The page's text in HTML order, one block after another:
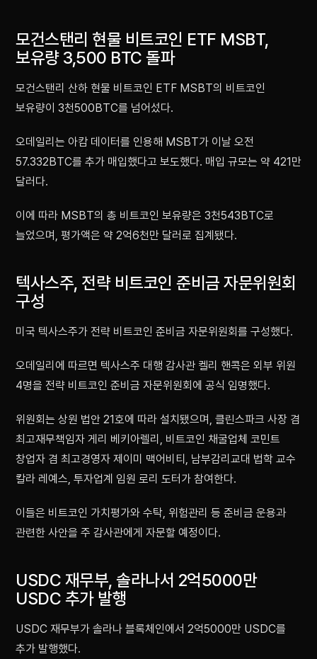
모건스탠리 현물 비트코인 ETF MSBT,
보유량 3,500 BTC 돌파
모건스탠리 산하 현물 비트코인 ETF MSBT의 비트코인
보유량이 3천500BTC를 넘어섰다.
오데일리는 아캄 데이터를 인용해 MSBT가 이날 오전
57.332BTC를 추가 매입했다고 보도했다. 매입 규모는 약 421만
달러다.
이에 따라 MSBT의 총 비트코인 보유량은 3천543BTC로
늘었으며, 평가액은 약 2억6천만 달러로 집계됐다.
텍사스주, 전략 비트코인 준비금 자문위원회
구성
미국 텍사스주가 전략 비트코인 준비금 자문위원회를 구성했다.
오데일리에 따르면 텍사스주 대행 감사관 켈리 핸콕은 외부 위원
4명을 전략 비트코인 준비금 자문위원회에 공식 임명했다.
위원회는 상원 법안 21호에 따라 설치됐으며, 클린스파크 사장 겸
최고재무책임자 게리 베키아렐리, 비트코인 채굴업체 코민트
창업자 겸 최고경영자 제이미 맥어비티, 남부감리교대 법학 교수
칼라 레예스, 투자업계 임원 로리 도터가 참여한다.
이들은 비트코인 가치평가와 수탁, 위험관리 등 준비금 운용과
관련한 사안을 주 감사관에게 자문할 예정이다.
USDC 재무부, 솔라나서 2억5000만
USDC 추가 발행
USDC 재무부가 솔라나 블록체인에서 2억5000만 USDC를
추가 발행했다.